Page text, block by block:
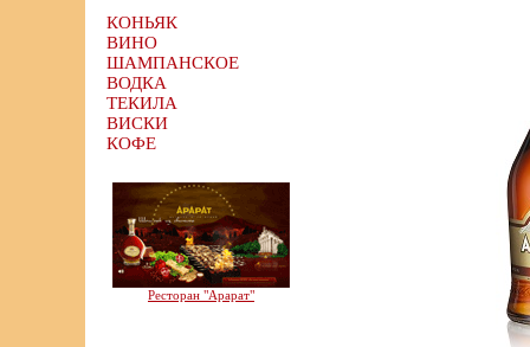
КОНЬЯК
ВИНО
ШАМПАНСКОЕ
ВОДКА
ТЕКИЛА
ВИСКИ
КОФЕ
Ресторан "Арарат"